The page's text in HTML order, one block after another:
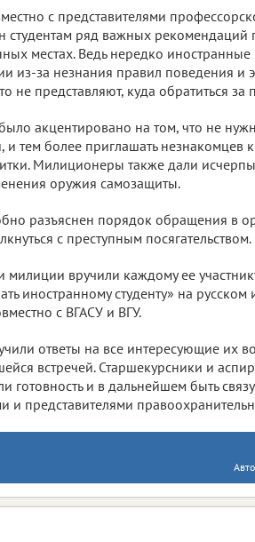
с представителями
студентам ряд важных
местах. Ведь нередко
из-за незнания правил поведения и
не представляют, куда обратиться
акцентировано на том, что не
тем более приглашать незнакомцев к
Милиционеры также дали
оружия самозащиты.
разъяснен порядок обращения в
с преступным посягательством.
милиции вручили каждому ее
иностранному студенту» на русском
с ВГАСУ и ВГУ.
ответы на все интересующие их
встречей. Старшекурсники и
готовность и в дальнейшем быть
и представителями